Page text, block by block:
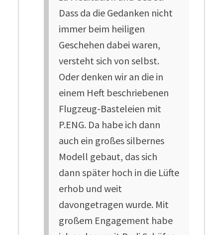
Dass da die Gedanken nicht
immer beim heiligen
Geschehen dabei waren,
versteht sich von selbst.
Oder denken wir an die in
einem Heft beschriebenen
Flugzeug-Basteleien mit
P.ENG. Da habe ich dann
auch ein großes silbernes
Modell gebaut, das sich
dann später hoch in die Lüfte
erhob und weit
davongetragen wurde. Mit
großem Engagement habe